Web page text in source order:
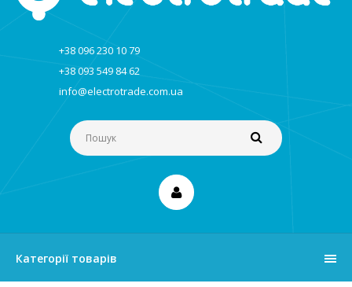
+38 096 230 10 79
+38 093 549 84 62
info@electrotrade.com.ua
Категорії товарів